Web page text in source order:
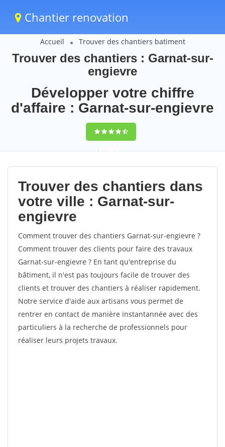
Chantier renovation
Accueil Trouver des chantiers batiment
Trouver des chantiers : Garnat-sur-
engievre
Développer votre chiffre
d'affaire : Garnat-sur-engievre
9,5(100%)72
votes
Trouver des chantiers dans
votre ville : Garnat-sur-
engievre
Comment trouver des chantiers Garnat-sur-engievre ?
Comment trouver des clients pour faire des travaux
Garnat-sur-engievre ? En tant qu'entreprise du
bâtiment, il n'est pas toujours facile de trouver des
clients et trouver des chantiers à réaliser rapidement.
Notre service d'aide aux artisans vous permet de
rentrer en contact de manière instantannée avec des
particuliers à la recherche de professionnels pour
réaliser leurs projets travaux.